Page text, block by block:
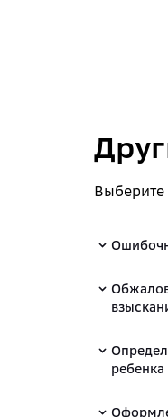
Выберите
ребенка